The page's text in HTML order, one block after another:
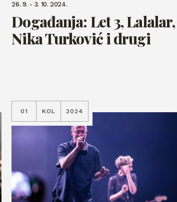
26. 9. - 3. 10. 2024.
Događanja: Let 3, Lalalar,
Nika Turković i drugi
01 KOL 2024